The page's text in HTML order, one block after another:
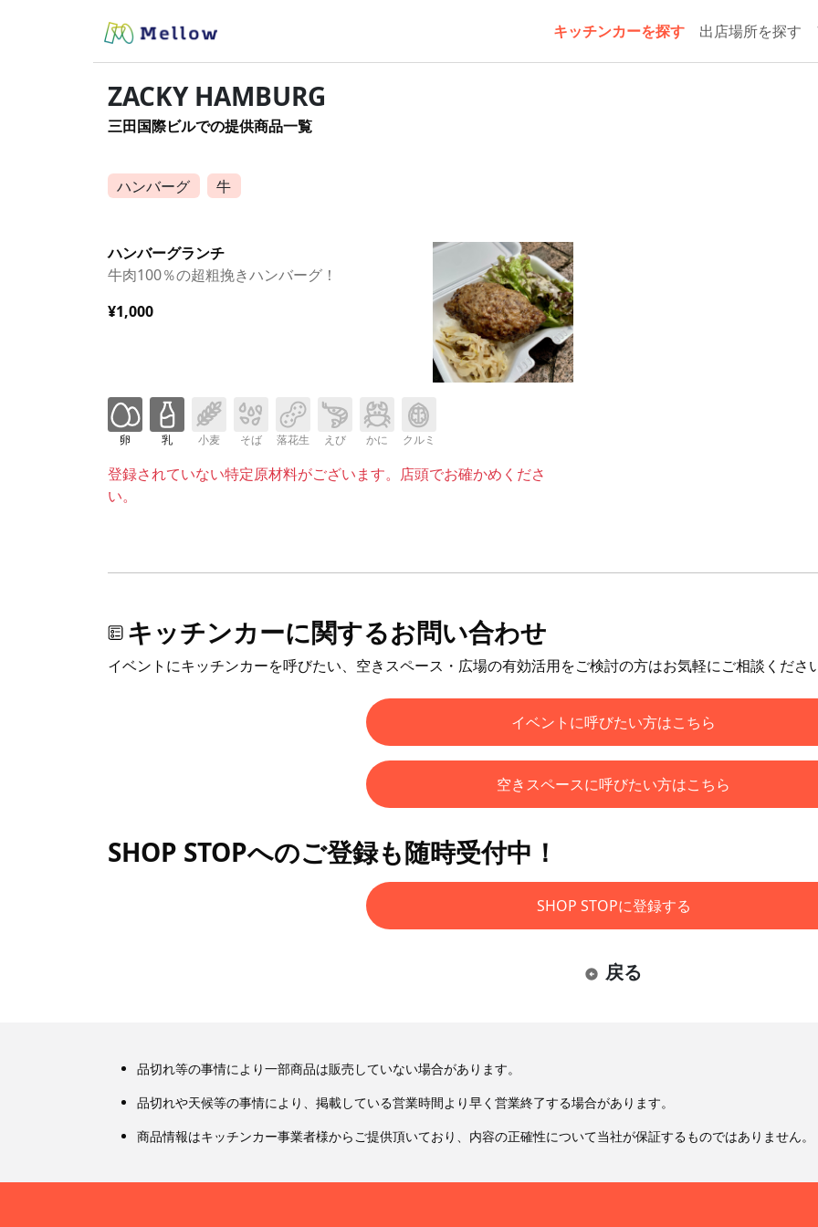
キッチンカーを探す 出店場所を探す
ZACKY HAMBURG
三田国際ビルでの提供商品一覧
ハンバーグ 牛
ハンバーグランチ
牛肉100％の超粗挽きハンバーグ！
¥1,000
卵 乳 小麦 そば 落花生 えび かに クルミ
登録されていない特定原材料がございます。店頭でお確かめくださ
い。
キッチンカーに関するお問い合わせ
イベントにキッチンカーを呼びたい、空きスペース・広場の有効活用をご検討の方はお気軽にご相談くださ
イベントに呼びたい方はこちら
空きスペースに呼びたい方はこちら
SHOP STOPへのご登録も随時受付中！
SHOP STOPに登録する
戻る
品切れ等の事情により一部商品は販売していない場合があります。
品切れや天候等の事情により、掲載している営業時間より早く営業終了する場合があります。
商品情報はキッチンカー事業者様からご提供頂いており、内容の正確性について当社が保証するものではありません。